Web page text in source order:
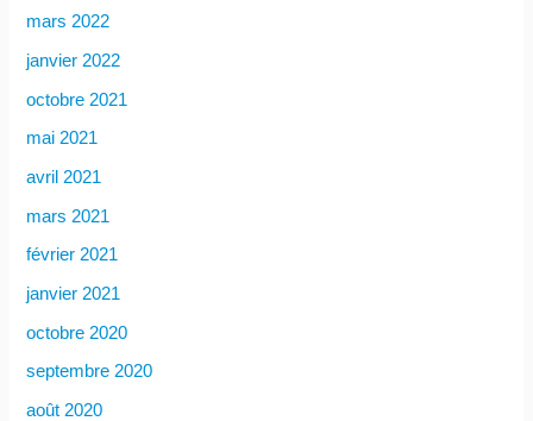
mars 2022
janvier 2022
octobre 2021
mai 2021
avril 2021
mars 2021
février 2021
janvier 2021
octobre 2020
septembre 2020
août 2020